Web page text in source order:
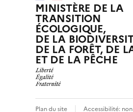
MINISTÈRE DE LA
TRANSITION
ÉCOLOGIQUE,
DE LA
DE LA FORÊT, DE
ET DE LA PÊCHE
Plan du site Accessibilité: